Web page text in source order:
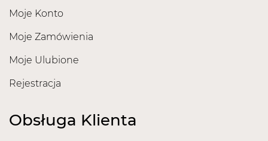
Moje Konto
Moje Zamówienia
Moje Ulubione
Rejestracja
Obsługa Klienta